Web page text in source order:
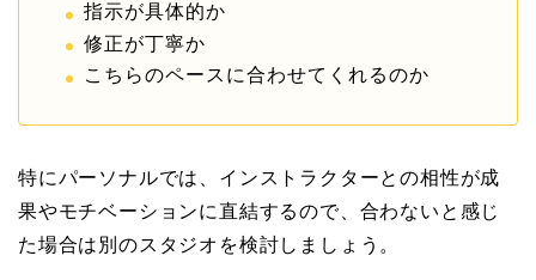
指示が具体的か
修正が丁寧か
こちらのペースに合わせてくれるのか
特にパーソナルでは、インストラクターとの相性が成
果やモチベーションに直結するので、合わないと感じ
た場合は別のスタジオを検討しましょう。